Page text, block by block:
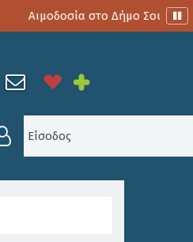
Αιμοδοσία στο Δήμο Σουλίου
Είσοδος